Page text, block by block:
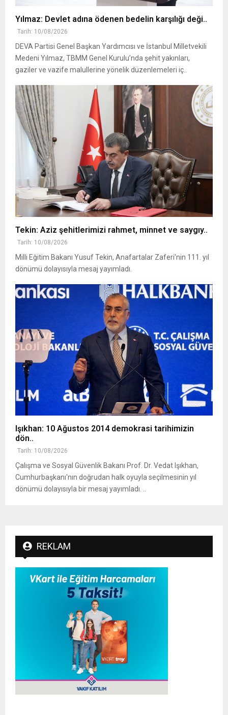
Yılmaz: Devlet adına ödenen bedelin karşılığı deği..
Tarih: 10/08/2026
DEVA Partisi Genel Başkan Yardımcısı ve İstanbul Milletvekili
Medeni Yılmaz, TBMM Genel Kurulu’nda şehit yakınları,
gaziler ve vazife malullerine yönelik düzenlemeleri iç..
Tekin: Aziz şehitlerimizi rahmet, minnet ve saygıy..
Tarih: 10/08/2026
Milli Eğitim Bakanı Yusuf Tekin, Anafartalar Zaferi'nin 111. yıl
dönümü dolayısıyla mesaj yayımladı.
Işıkhan: 10 Ağustos 2014 demokrasi tarihimizin
dön..
Tarih: 10/08/2026
Çalışma ve Sosyal Güvenlik Bakanı Prof. Dr. Vedat Işıkhan,
Cumhurbaşkanı'nın doğrudan halk oyuyla seçilmesinin yıl
dönümü dolayısıyla bir mesaj yayımladı. ..
REKLAM